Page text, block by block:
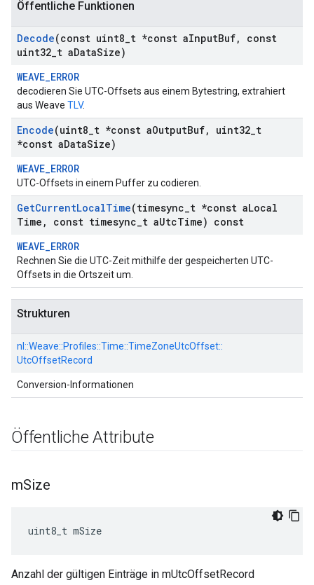
Öffentliche Funktionen
Decode(const uint8 t *const aInputBuf,
const
uint32 t aDataSize)
WEAVE_ERROR
decodieren Sie UTC-Offsets aus einem Bytestring, extrahiert
aus Weave TLV.
Encode(uint8 t *const aOutputBuf, uint32 t
*const aDataSize)
WEAVE_ERROR
UTC-Offsets in einem Puffer zu codieren.
GetCurrentLocalTime(timesync t *const aLocal
Time , const timesync t aUtcTime) const
WEAVE_ERROR
Rechnen Sie die UTC-Zeit mithilfe der gespeicherten UTC-
Offsets in die Ortszeit um.
Strukturen
nl::Weave::Profiles::Time::TimeZoneUtcOffset::
UtcOffsetRecord
Conversion-Informationen
Öffentliche Attribute
mSize
uint8_t mSize
Anzahl der gültigen Einträge in mUtcOffsetRecord